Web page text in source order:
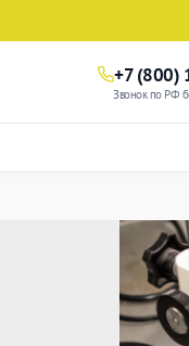
+7 (800)
Звонок по РФ